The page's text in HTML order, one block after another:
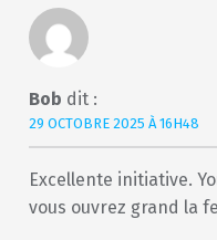
Bob dit :
29 OCTOBRE 2025 À 16H48
Excellente initiative.
vous ouvrez grand la